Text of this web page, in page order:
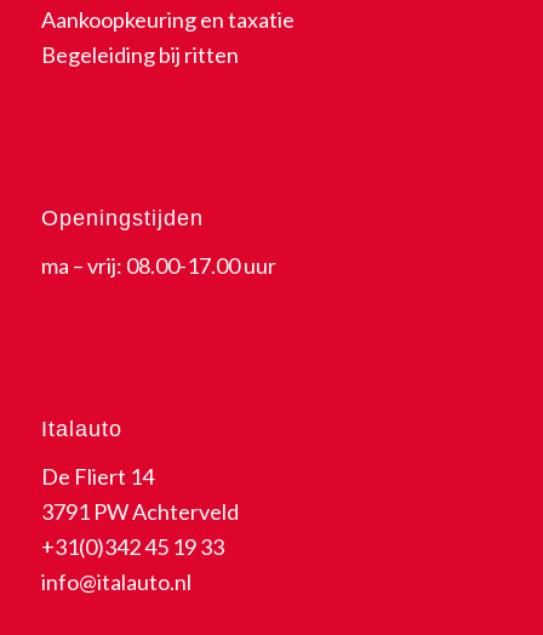
Aankoopkeuring en taxatie
Begeleiding bij ritten
Openingstijden
ma – vrij: 08.00-17.00 uur
Italauto
De Fliert 14
3791 PW Achterveld
+31(0)342 45 19 33
info@italauto.nl